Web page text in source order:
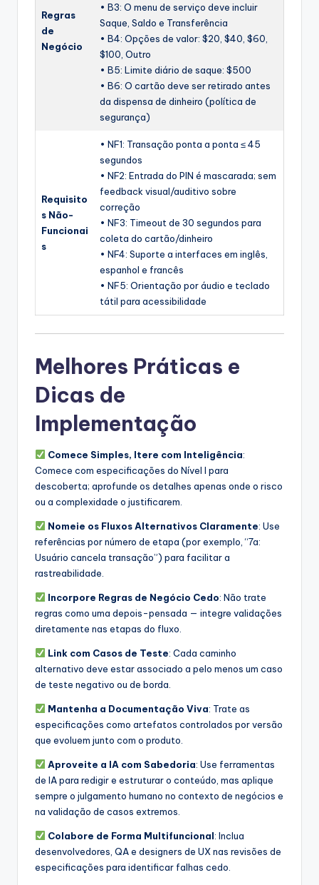
Regras
de
Negócio
• B3: O menu de serviço deve incluir
Saque, Saldo e Transferência
• B4: Opções de valor: $20, $40, $60,
$100, Outro
• B5: Limite diário de saque: $500
• B6: O cartão deve ser retirado antes
da dispensa de dinheiro (política de
segurança)
Requisito
s Não-
Funcionai
s
• NF1: Transação ponta a ponta ≤ 45
segundos
• NF2: Entrada do PIN é mascarada; sem
feedback visual/auditivo sobre
correção
• NF3: Timeout de 30 segundos para
coleta do cartão/dinheiro
• NF4: Suporte a interfaces em inglês,
espanhol e francês
• NF5: Orientação por áudio e teclado
tátil para acessibilidade
Melhores Práticas e
Dicas de
Implementação
Comece Simples, Itere com Inteligência:
Comece com especificações do Nível I para
descoberta; aprofunde os detalhes apenas onde o risco
ou a complexidade o justificarem.
Nomeie os Fluxos Alternativos Claramente: Use
referências por número de etapa (por exemplo, “7a:
Usuário cancela transação”) para facilitar a
rastreabilidade.
Incorpore Regras de Negócio Cedo: Não trate
regras como uma depois-pensada — integre validações
diretamente nas etapas do fluxo.
Link com Casos de Teste: Cada caminho
alternativo deve estar associado a pelo menos um caso
de teste negativo ou de borda.
Mantenha a Documentação Viva: Trate as
especificações como artefatos controlados por versão
que evoluem junto com o produto.
Aproveite a IA com Sabedoria: Use ferramentas
de IA para redigir e estruturar o conteúdo, mas aplique
sempre o julgamento humano no contexto de negócios e
na validação de casos extremos.
Colabore de Forma Multifuncional: Inclua
desenvolvedores, QA e designers de UX nas revisões de
especificações para identificar falhas cedo.